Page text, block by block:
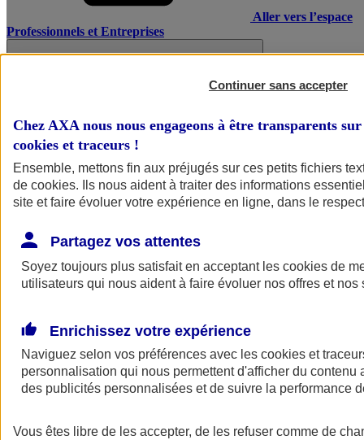
Aller vers l’espace
Professionnels et Entreprises
AXA Assurance
Continuer sans accepter
Chez AXA nous nous engageons à être transparents
cookies et traceurs !
Ensemble, mettons fin aux préjugés sur ces petits fichiers
de cookies. Ils nous aident à traiter des informations
site et faire évoluer votre expérience en ligne, dans le
Partagez vos attentes
Soyez toujours plus satisfait en acceptant les cookies de
utilisateurs qui nous aident à faire évoluer nos offres et nos
Enrichissez votre expérience
Naviguez selon vos préférences avec les cookies et
personnalisation qui nous permettent d'afficher du contenu
des publicités personnalisées et de suivre la performance
Vous êtes libre de les accepter, de les refuser comme de